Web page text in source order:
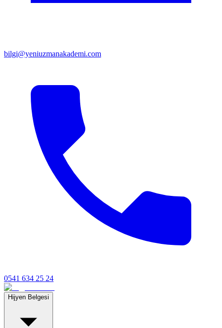
bilgi@yeniuzmanakademi.com
0541 634 25 24
Hijyen Belgesi